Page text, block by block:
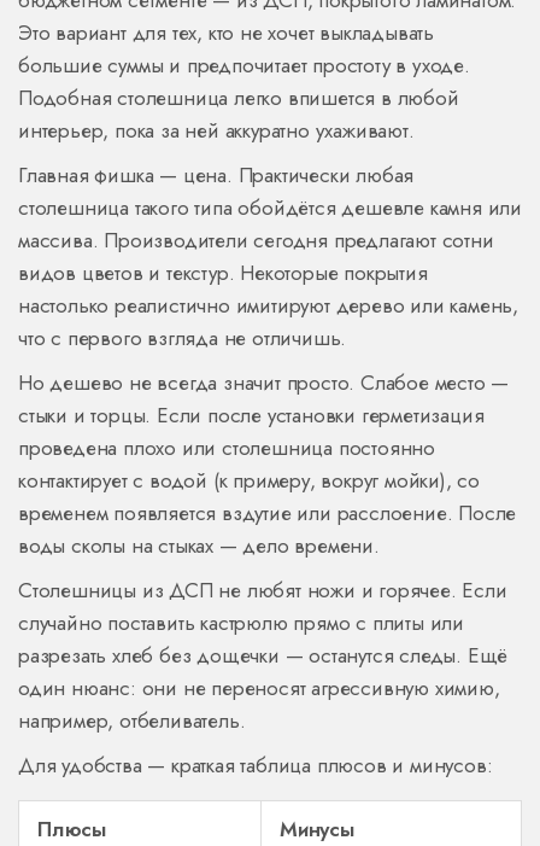
Это вариант для тех, кто не хочет выкладывать
большие суммы и предпочитает простоту в уходе.
Подобная столешница легко впишется в любой
интерьер, пока за ней аккуратно ухаживают.
Главная фишка — цена. Практически любая
столешница такого типа обойдётся дешевле камня или
массива. Производители сегодня предлагают сотни
видов цветов и текстур. Некоторые покрытия
настолько реалистично имитируют дерево или камень,
что с первого взгляда не отличишь.
Но дешево не всегда значит просто. Слабое место —
стыки и торцы. Если после установки герметизация
проведена плохо или столешница постоянно
контактирует с водой (к примеру, вокруг мойки), со
временем появляется вздутие или расслоение. После
воды сколы на стыках — дело времени.
Столешницы из ДСП не любят ножи и горячее. Если
случайно поставить кастрюлю прямо с плиты или
разрезать хлеб без дощечки — останутся следы. Ещё
один нюанс: они не переносят агрессивную химию,
например, отбеливатель.
Для удобства — краткая таблица плюсов и минусов:
Плюсы
Минусы